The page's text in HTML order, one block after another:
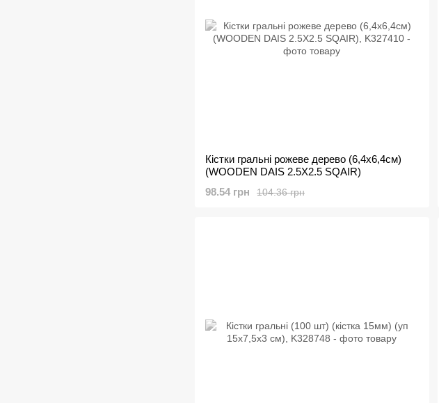
Кістки гральні рожеве дерево (6,4х6,4см)
(WOODEN DAIS 2.5X2.5 SQAIR)
104.36 грн
98.54 грн